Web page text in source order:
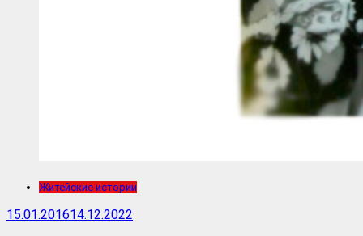
Житейские истории
15.01.201614.12.2022